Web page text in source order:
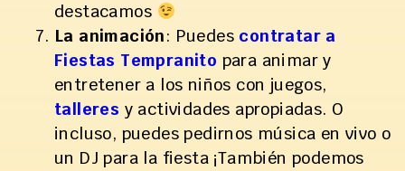
destacamos
La animación: Puedes contratar a
Fiestas Tempranito para animar y
entretener a los niños con juegos,
talleres y actividades apropiadas. O
incluso, puedes pedirnos música en vivo o
un DJ para la fiesta ¡También podemos